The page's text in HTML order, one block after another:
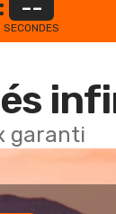
: --
SECONDES
garanti